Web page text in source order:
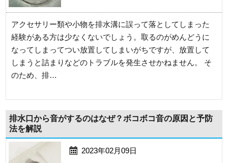
アクセサリー類や小物を排水溝に誤って落としてしまった
経験がある方は少なくないでしょう。取るのがめんどうに
なってしまってつい放置してしまいがちですが、放置して
しまうと詰まりなどのトラブルを発生させかねません。 そ
のため、排…
排水口から音がするのはなぜ？ボコボコ音の原因と予防
法を解説
2023年02月09日